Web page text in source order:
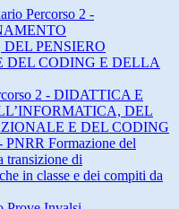
Percorso 2 -
PENSIERO
DEL CODING E DELLA
2 - DIDATTICA E
DEL
E DEL CODING
Formazione del
transizione di
in classe e dei compiti da